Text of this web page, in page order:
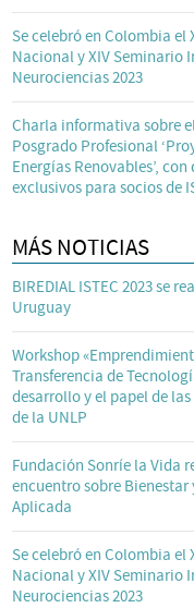
Se celebró en Colombia el
Nacional y XIV Seminario
Neurociencias 2023
Charla informativa sobre
Posgrado Profesional
Energías Renovables’,
exclusivos para socios de
MÁS NOTICIAS
BIREDIAL ISTEC 2023 se
Uruguay
Workshop
Transferencia de
desarrollo y el papel de
de la UNLP
Fundación Sonríe la Vida
encuentro sobre
Aplicada
Se celebró en Colombia el
Nacional y XIV Seminario
Neurociencias 2023